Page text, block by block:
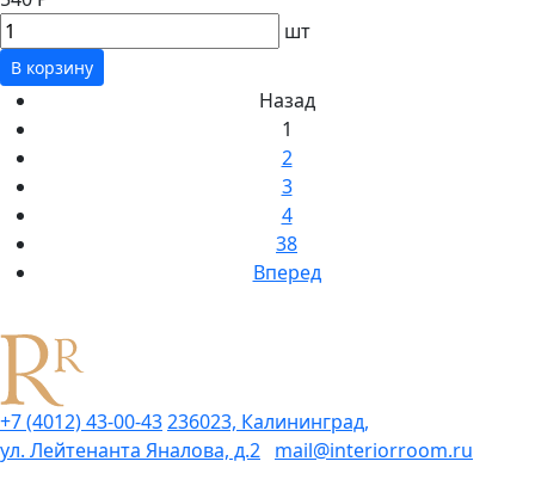
шт
В корзину
Назад
1
2
3
4
38
Вперед
+7 (4012) 43-00-43236023, Калининград,
ул. Лейтенанта Яналова, д.2 mail@interiorroom.ru